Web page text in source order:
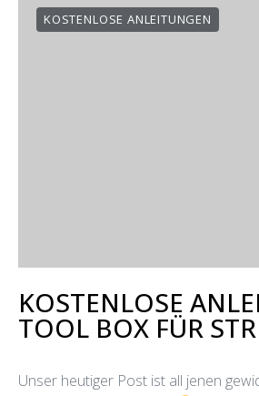
KOSTENLOSE ANLEITUNGEN
KOSTENLOSE
TOOL BOX FÜR
Unser heutiger Post ist all jenen